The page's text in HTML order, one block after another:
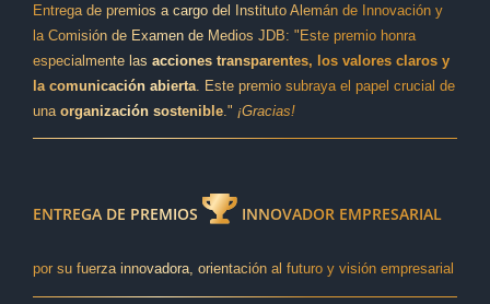
Entrega de premios a cargo del Instituto Alemán de Innovación y
la Comisión de Examen de Medios JDB: "Este premio honra
especialmente las acciones transparentes, los valores claros y
la comunicación abierta . Este premio subraya el papel crucial de
una organización sostenible ." ¡Gracias!
ENTREGA DE PREMIOS INNOVADOR EMPRESARIAL
por su fuerza innovadora, orientación al futuro y visión empresarial